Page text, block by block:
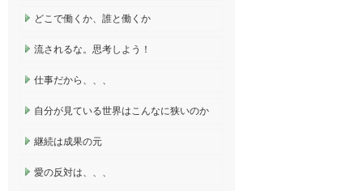
どこで働くか、誰と働くか
流されるな。思考しよう！
仕事だから、、、
自分が見ている世界はこんなに狭いのか
継続は成果の元
愛の反対は、、、